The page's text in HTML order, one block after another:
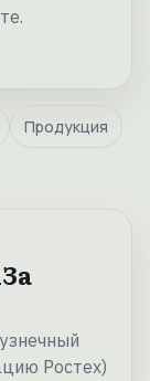
Продукция
Ростех)